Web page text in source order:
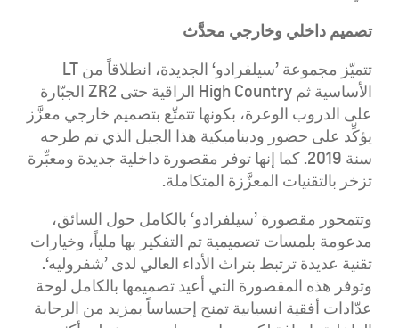
تصميم داخلي وخارجي محدَّث
تتميّز مجموعة ’سيلفرادو‘ الجديدة، انطلاقاً من LT
الأساسية ثم High Country الراقية حتى ZR2 الجبّارة
على الدروب الوعرة، بكونها تتمتّع بتصميم خارجي معزَّز
يؤكِّد على حضور وديناميكية هذا الجيل الذي تم طرحه
سنة 2019. كما إنها توفر مقصورة داخلية جديدة ومعبِّرة
تزخر بالتقنيات المعزَّزة المتكاملة.
وتتمحور مقصورة ’سيلفرادو‘ بالكامل حول السائق،
مدعومة بلمسات تصميمية تم التفكير بها ملياً، وخيارات
تقنية عديدة ترتبط بتراث الأداء العالي لدى ’شفروليه‘.
وتوفر هذه المقصورة التي أعيد تصميمها بالكامل لوحة
عدّادات أفقية انسيابية تمنح إحساساً بمزيد من الرحابة